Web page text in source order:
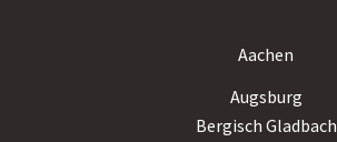
Aachen
Augsburg
Bergisch Gladbach